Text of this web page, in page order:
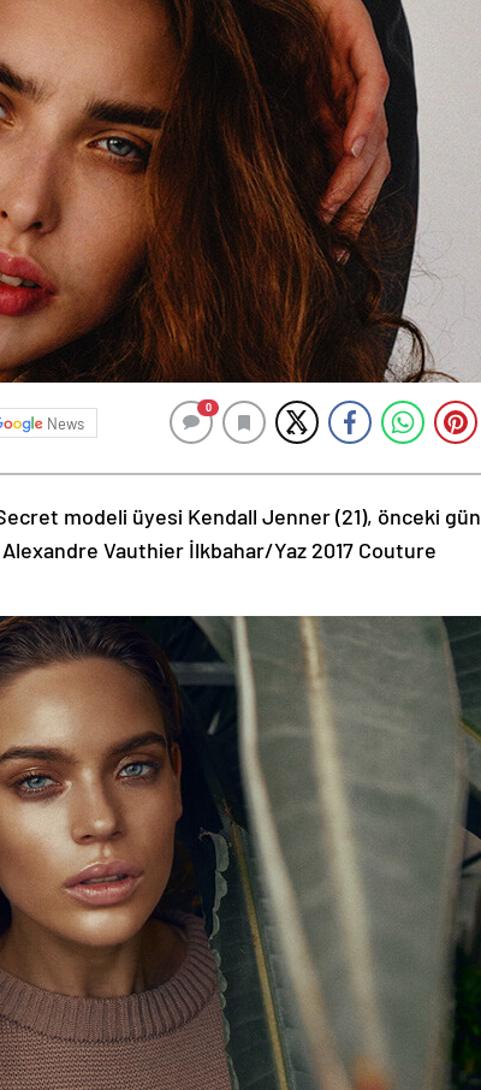
News
0
modeli üyesi Kendall Jenner (21), önceki gün
Alexandre Vauthier İlkbahar/Yaz 2017 Couture